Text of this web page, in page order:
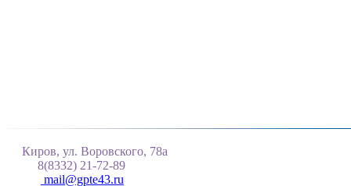
Киров, ул. Воровского, 78а
8(8332) 21-72-89
mail@gpte43.ru